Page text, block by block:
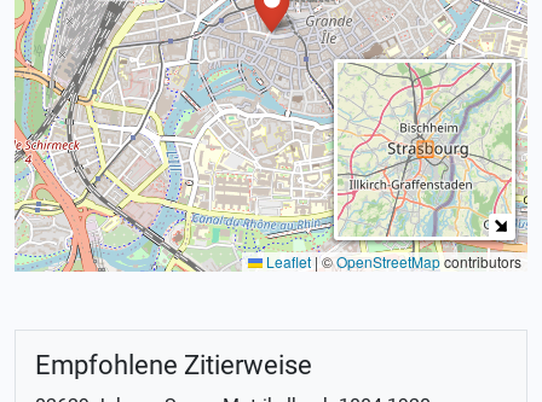
Leaflet |©OpenStreetMapcontributors
Empfohlene Zitierweise